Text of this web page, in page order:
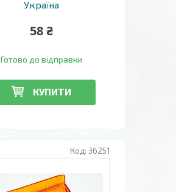
Україна
58 ₴
Готово до відправки
КУПИТИ
36251